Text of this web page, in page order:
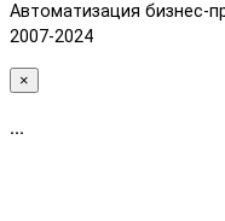
Автоматизация бизнес-
2007-2024
×
...